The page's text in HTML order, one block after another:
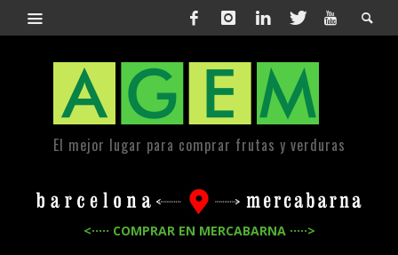
El mejor lugar para comprar frutas y verduras
<····· COMPRAR EN MERCABARNA ·····>